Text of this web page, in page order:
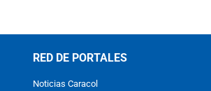
RED DE PORTALES
Noticias Caracol